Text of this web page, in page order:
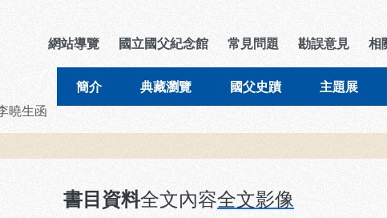
導覽列區塊
網站導覽 國立國父紀念館 常見問題 勘誤意見 相
簡介 典藏瀏覽 國父史蹟 主題展
曉生函
書目資料全文內容全文影像